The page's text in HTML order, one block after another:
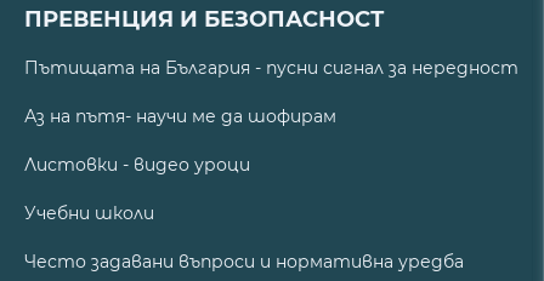
ПРЕВЕНЦИЯ И БЕЗОПАСНОСТ
Пътищата на България - пусни сигнал за нередност
Аз на пътя- научи ме да шофирам
Листовки - видео уроци
Учебни школи
Често задавани въпроси и нормативна уредба